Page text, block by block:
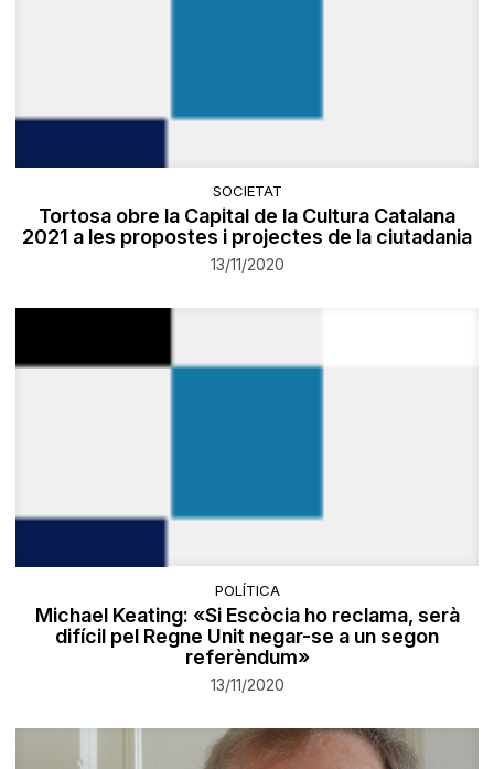
SOCIETAT
Tortosa obre la Capital de la Cultura Catalana
2021 a les propostes i projectes de la ciutadania
13/11/2020
POLÍTICA
Michael Keating: «Si Escòcia ho reclama, serà
difícil pel Regne Unit negar-se a un segon
referèndum»
13/11/2020